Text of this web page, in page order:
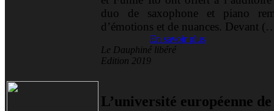
duo de saxophone et piano
d’émotions et de nuances. Devant
En savoir plus
Le Dauphiné libéré
Edition 2019
L’université européenne de